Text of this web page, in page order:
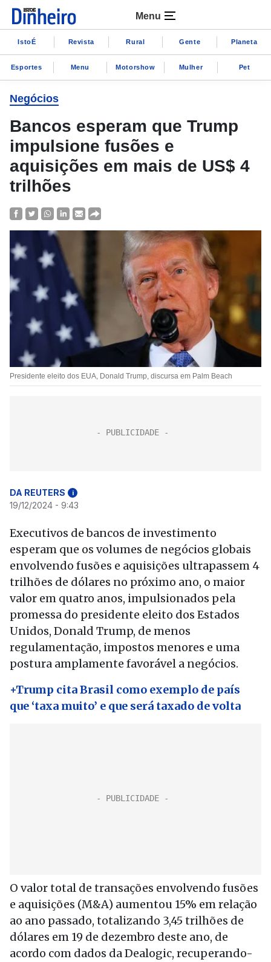
Menu
IstoÉ Revista Rural Gente Planeta
Esportes Menu Motorshow Mulher Pet
Negócios
Bancos esperam que Trump
impulsione fusões e
aquisições em mais de US$ 4
trilhões
Presidente eleito dos EUA, Donald Trump, discursa em Palm Beach
DA REUTERS i
19/12/2024 - 9:43
Executivos de bancos de investimento
esperam que os volumes de negócios globais
envolvendo fusões e aquisições ultrapassem 4
trilhões de dólares no próximo ano, o maior
valor em quatro anos, impulsionados pela
promessa do presidente eleito dos Estados
Unidos, Donald Trump, de menos
regulamentação, impostos menores e uma
postura amplamente favorável a negócios.
+Trump cita Brasil como exemplo de país
que ‘taxa muito’ e que será taxado de volta
O valor total de transações envolvendo fusões
e aquisições (M&A) aumentou 15% em relação
ao ano passado, totalizando 3,45 trilhões de
dólares em 19 de dezembro deste ano, de
acordo com dados da Dealogic, recuperando-